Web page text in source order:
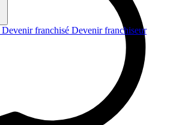
Devenir franchisé Devenir franchiseur